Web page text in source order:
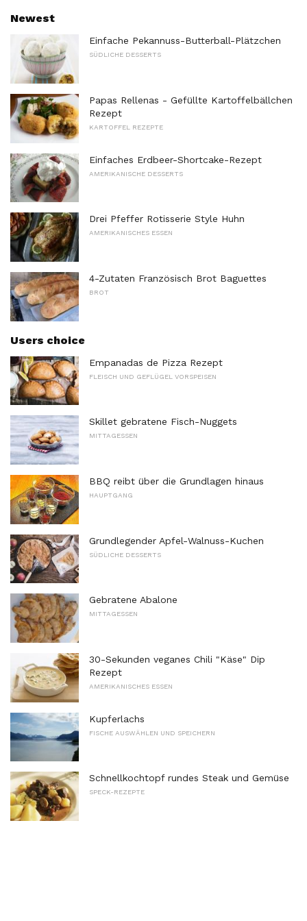
Newest
Einfache Pekannuss-Butterball-Plätzchen
SÜDLICHE DESSERTS
Papas Rellenas - Gefüllte Kartoffelbällchen
Rezept
KARTOFFEL REZEPTE
Einfaches Erdbeer-Shortcake-Rezept
AMERIKANISCHE DESSERTS
Drei Pfeffer Rotisserie Style Huhn
AMERIKANISCHES ESSEN
4-Zutaten Französisch Brot Baguettes
BROT
Users choice
Empanadas de Pizza Rezept
FLEISCH UND GEFLÜGEL VORSPEISEN
Skillet gebratene Fisch-Nuggets
MITTAGESSEN
BBQ reibt über die Grundlagen hinaus
HAUPTGANG
Grundlegender Apfel-Walnuss-Kuchen
SÜDLICHE DESSERTS
Gebratene Abalone
MITTAGESSEN
30-Sekunden veganes Chili "Käse" Dip
Rezept
AMERIKANISCHES ESSEN
Kupferlachs
FISCHE AUSWÄHLEN UND SPEICHERN
Schnellkochtopf rundes Steak und Gemüse
SPECK-REZEPTE